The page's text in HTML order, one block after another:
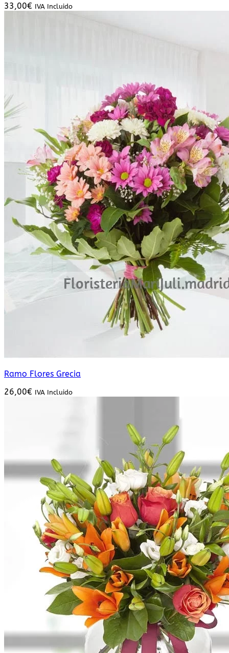
33,00€ IVA Incluido
Ramo Flores Grecia
26,00€ IVA Incluido